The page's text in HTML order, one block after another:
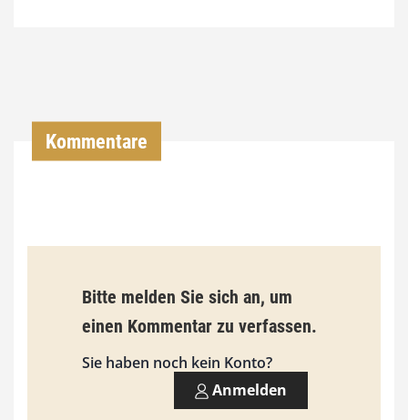
9
3
0
0
Kommentare
Bitte melden Sie sich an, um
einen Kommentar zu verfassen.
Sie haben noch kein Konto?
Anmelden